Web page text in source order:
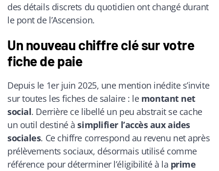
des détails discrets du quotidien ont changé durant
le pont de l’Ascension.
Un nouveau chiffre clé sur votre
fiche de paie
Depuis le 1er juin 2025, une mention inédite s’invite
sur toutes les fiches de salaire : le montant net
social. Derrière ce libellé un peu abstrait se cache
un outil destiné àsimplifier l’accès aux aides
sociales. Ce chiffre correspond au revenu net après
prélèvements sociaux, désormais utilisé comme
référence pour déterminer l’éligibilité à la prime